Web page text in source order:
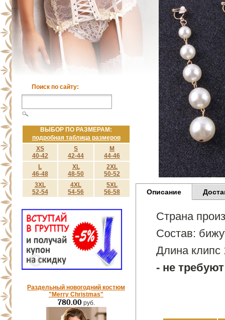
Поиск по сайту:
ВЫБОР ПО РАЗМЕРАМ:
подробная таблица размеров
XS
40-42
S
42-44
M
44-46
L
46-48
XL
48-50
2XL
50-52
3XL
52-54
4XL
54-56
5XL
56-58
Раздельный новогодний костюм
"Merry Christmas"
780.00руб.
Описание
Страна
Состав:
Длина клипс
- не